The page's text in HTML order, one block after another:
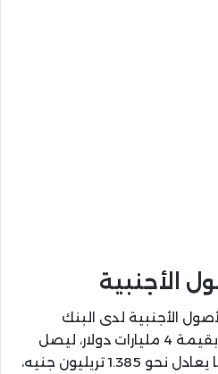
الأجنبية
الأجنبية لدى البنك
المركزي خلال يناير الماضي بقيمة 4 مليارات دولار، ليصل
إلى نحو 29.5 مليار دولار، بما يعادل نحو 1.385 تريليون جنيه،